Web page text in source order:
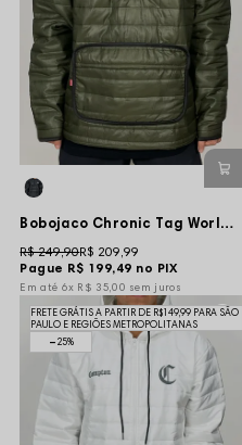
Bobojaco Chronic Tag World Bolso Especial - Verde escuro
Pague R$ 199,49 no PIX
R$ 249,90R$ 209,99
6x R$ 35,00 sem juros
25%
FRETE GRÁTIS A PARTIR DE R$149,99 PARA SÃO
PAULO E REGIÕES METROPOLITANAS